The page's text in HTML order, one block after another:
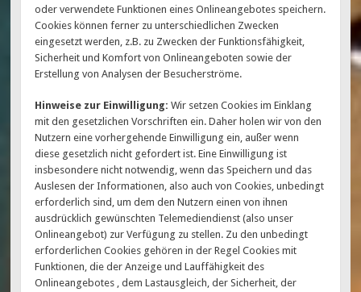
oder verwendete Funktionen eines Onlineangebotes speichern.
Cookies können ferner zu unterschiedlichen Zwecken
eingesetzt werden, z.B. zu Zwecken der Funktionsfähigkeit,
Sicherheit und Komfort von Onlineangeboten sowie der
Erstellung von Analysen der Besucherströme.
Hinweise zur Einwilligung:Wir setzen Cookies im Einklang
mit den gesetzlichen Vorschriften ein. Daher holen wir von den
Nutzern eine vorhergehende Einwilligung ein, außer wenn
diese gesetzlich nicht gefordert ist. Eine Einwilligung ist
insbesondere nicht notwendig, wenn das Speichern und das
Auslesen der Informationen, also auch von Cookies, unbedingt
erforderlich sind, um dem den Nutzern einen von ihnen
ausdrücklich gewünschten Telemediendienst (also unser
Onlineangebot) zur Verfügung zu stellen. Zu den unbedingt
erforderlichen Cookies gehören in der Regel Cookies mit
Funktionen, die der Anzeige und Lauffähigkeit des
Onlineangebotes , dem Lastausgleich, der Sicherheit, der